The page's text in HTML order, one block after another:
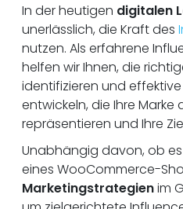
In der heutigen digitalen
unerlässlich, die Kraft des
nutzen. Als erfahrene
helfen wir Ihnen, die
identifizieren und
entwickeln, die Ihre Marke
repräsentieren und Ihre
Unabhängig davon, ob
eines WooCommerce-
Marketingstrategienim